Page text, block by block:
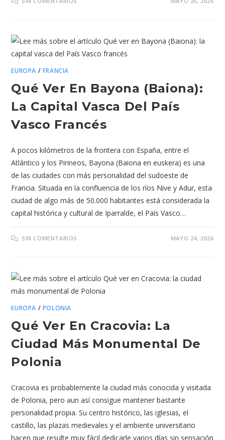
EUROPA / FRANCIA
Qué Ver En Bayona (Baiona):
La Capital Vasca Del País
Vasco Francés
A pocos kilómetros de la frontera con España, entre el
Atlántico y los Pirineos, Bayona (Baiona en euskera) es una
de las ciudades con más personalidad del sudoeste de
Francia. Situada en la confluencia de los ríos Nive y Adur, esta
ciudad de algo más de 50.000 habitantes está considerada la
capital histórica y cultural de Iparralde, el País Vasco…
SIN COMENTARIOS MAYO 24, 2026
EUROPA / POLONIA
Qué Ver En Cracovia: La
Ciudad Más Monumental De
Polonia
Cracovia es probablemente la ciudad más conocida y visitada
de Polonia, pero aun así consigue mantener bastante
personalidad propia. Su centro histórico, las iglesias, el
castillo, las plazas medievales y el ambiente universitario
hacen que resulte muy fácil dedicarle varios días sin sensación